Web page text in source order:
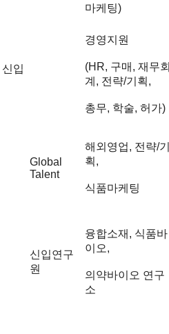
신입
마케팅)
경영지원
(HR, 구매, 재무회
계, 전략/기획,
총무, 학술, 허가)
Global
Talent
해외영업, 전략/기
획,
식품마케팅
신입연구
원
융합소재, 식품바
이오,
의약바이오 연구
소